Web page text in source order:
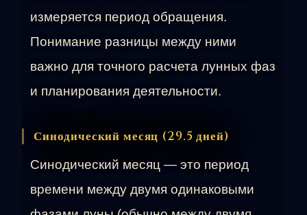
измеряется период обращения.
Понимание разницы между ними
важно для точного расчета лунных фаз
и планирования деятельности.
Синодический месяц (29.5 дней)
Синодический месяц — это период
времени между двумя одинаковыми